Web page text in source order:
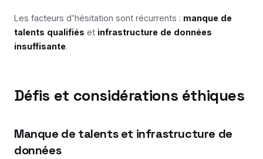
Les facteurs d'hésitation sont récurrents : manque de
talents qualifiés et infrastructure de données
insuffisante.
Défis et considérations éthiques
Manque de talents et infrastructure de
données